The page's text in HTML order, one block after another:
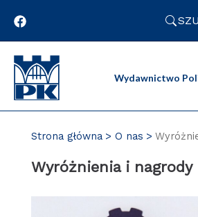
Wydawnictwo
Strona główna O nas
Wyróżnienia i nagrody